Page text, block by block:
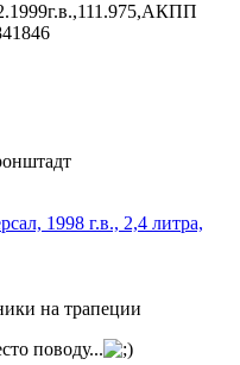
1998 г.в., 2,4 литра,
на трапеции
поводу...